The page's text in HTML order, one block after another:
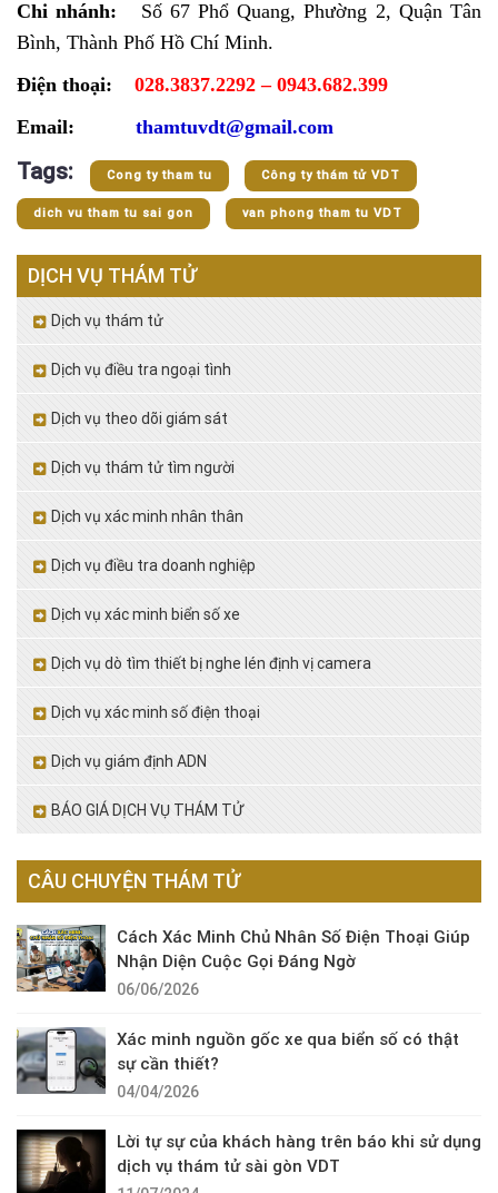
Chi nhánh:
Số 67 Phổ Quang, Phường 2, Quận Tân
Bình, Thành Phố Hồ Chí Minh.
Điện thoại:
028.3837.2292 – 0943.682.399
Email:
thamtuvdt@gmail.com
Tags: Cong ty tham tu Công ty thám tử VDT
dich vu tham tu sai gon van phong tham tu VDT
DỊCH VỤ THÁM TỬ
Dịch vụ thám tử
Dịch vụ điều tra ngoại tình
Dịch vụ theo dõi giám sát
Dịch vụ thám tử tìm người
Dịch vụ xác minh nhân thân
Dịch vụ điều tra doanh nghiệp
Dịch vụ xác minh biển số xe
Dịch vụ dò tìm thiết bị nghe lén định vị camera
Dịch vụ xác minh số điện thoại
Dịch vụ giám định ADN
BÁO GIÁ DỊCH VỤ THÁM TỬ
CÂU CHUYỆN THÁM TỬ
Cách Xác Minh Chủ Nhân Số Điện Thoại Giúp
Nhận Diện Cuộc Gọi Đáng Ngờ
06/06/2026
Xác minh nguồn gốc xe qua biển số có thật
sự cần thiết?
04/04/2026
Lời tự sự của khách hàng trên báo khi sử dụng
dịch vụ thám tử sài gòn VDT